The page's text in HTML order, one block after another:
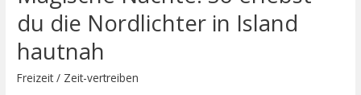
du die Nordlichter in Island
hautnah
Freizeit/ Zeit-vertreiben